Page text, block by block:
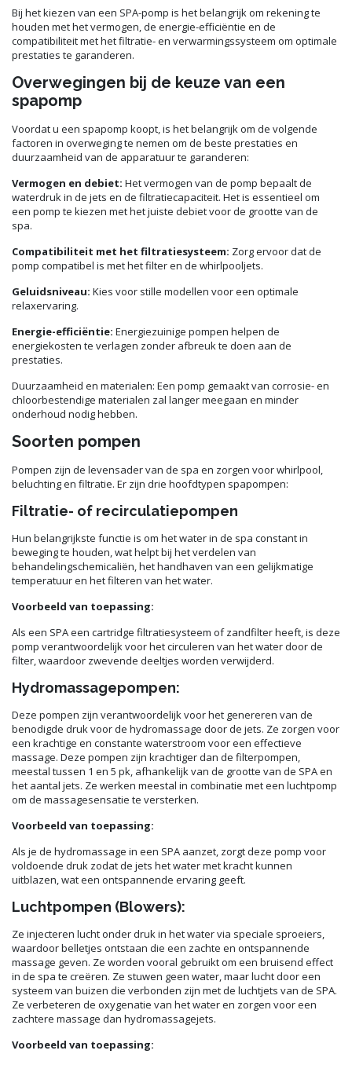
Bij het kiezen van een SPA-pomp is het belangrijk om rekening te
houden met het vermogen, de energie-efficiëntie en de
compatibiliteit met het filtratie- en verwarmingssysteem om optimale
prestaties te garanderen.
Overwegingen bij de keuze van een
spapomp
Voordat u een spapomp koopt, is het belangrijk om de volgende
factoren in overweging te nemen om de beste prestaties en
duurzaamheid van de apparatuur te garanderen:
Vermogen en debiet: Het vermogen van de pomp bepaalt de
waterdruk in de jets en de filtratiecapaciteit. Het is essentieel om
een pomp te kiezen met het juiste debiet voor de grootte van de
spa.
Compatibiliteit met het filtratiesysteem: Zorg ervoor dat de
pomp compatibel is met het filter en de whirlpooljets.
Geluidsniveau: Kies voor stille modellen voor een optimale
relaxervaring.
Energie-efficiëntie: Energiezuinige pompen helpen de
energiekosten te verlagen zonder afbreuk te doen aan de
prestaties.
Duurzaamheid en materialen: Een pomp gemaakt van corrosie- en
chloorbestendige materialen zal langer meegaan en minder
onderhoud nodig hebben.
Soorten pompen
Pompen zijn de levensader van de spa en zorgen voor whirlpool,
beluchting en filtratie. Er zijn drie hoofdtypen spapompen:
Filtratie- of recirculatiepompen
Hun belangrijkste functie is om het water in de spa constant in
beweging te houden, wat helpt bij het verdelen van
behandelingschemicaliën, het handhaven van een gelijkmatige
temperatuur en het filteren van het water.
Voorbeeld van toepassing:
Als een SPA een cartridge filtratiesysteem of zandfilter heeft, is deze
pomp verantwoordelijk voor het circuleren van het water door de
filter, waardoor zwevende deeltjes worden verwijderd.
Hydromassagepompen:
Deze pompen zijn verantwoordelijk voor het genereren van de
benodigde druk voor de hydromassage door de jets. Ze zorgen voor
een krachtige en constante waterstroom voor een effectieve
massage. Deze pompen zijn krachtiger dan de filterpompen,
meestal tussen 1 en 5 pk, afhankelijk van de grootte van de SPA en
het aantal jets. Ze werken meestal in combinatie met een luchtpomp
om de massagesensatie te versterken.
Voorbeeld van toepassing:
Als je de hydromassage in een SPA aanzet, zorgt deze pomp voor
voldoende druk zodat de jets het water met kracht kunnen
uitblazen, wat een ontspannende ervaring geeft.
Luchtpompen (Blowers):
Ze injecteren lucht onder druk in het water via speciale sproeiers,
waardoor belletjes ontstaan die een zachte en ontspannende
massage geven. Ze worden vooral gebruikt om een bruisend effect
in de spa te creëren. Ze stuwen geen water, maar lucht door een
systeem van buizen die verbonden zijn met de luchtjets van de SPA.
Ze verbeteren de oxygenatie van het water en zorgen voor een
zachtere massage dan hydromassagejets.
Voorbeeld van toepassing: